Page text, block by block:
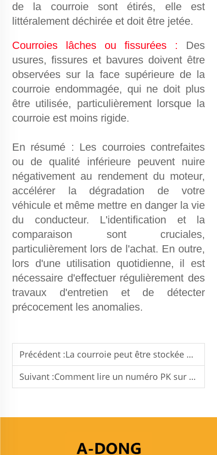
de la courroie sont étirés, elle est
littéralement déchirée et doit être jetée.
Courroies lâches ou fissurées : Des
usures, fissures et bavures doivent être
observées sur la face supérieure de la
courroie endommagée, qui ne doit plus
être utilisée, particulièrement lorsque la
courroie est moins rigide.
En résumé : Les courroies contrefaites
ou de qualité inférieure peuvent nuire
négativement au rendement du moteur,
accélérer la dégradation de votre
véhicule et même mettre en danger la vie
du conducteur. L'identification et la
comparaison sont cruciales,
particulièrement lors de l'achat. En outre,
lors d'une utilisation quotidienne, il est
nécessaire d'effectuer régulièrement des
travaux d'entretien et de détecter
précocement les anomalies.
Précédent :La courroie peut être stockée de cette manière pendant plusieurs années
Suivant :Comment lire un numéro PK sur une courroie trapézoïdale